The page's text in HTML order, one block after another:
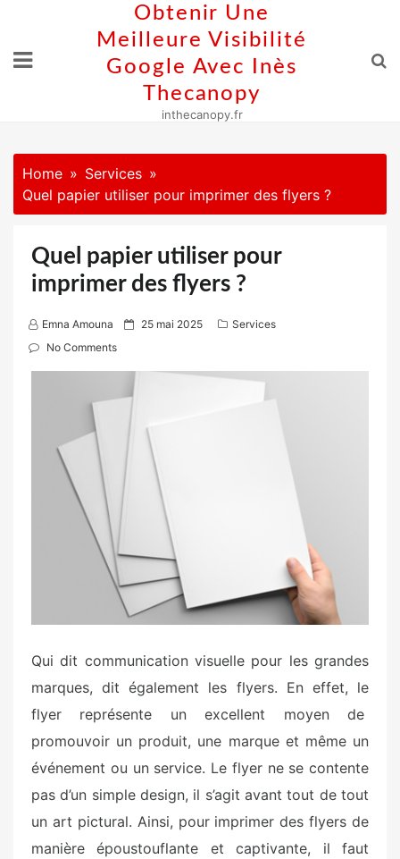
content
Obtenir Une
Meilleure Visibilité
Google Avec Inès
Thecanopy
inthecanopy.fr
Home
Services
Quel papier utiliser pour imprimer des flyers ?
Quel papier utiliser pour
imprimer des flyers ?
Emna Amouna
P
t
25 mai 2025
Services
No Comments
Qui dit communication visuelle pour les grandes
marques, dit également les flyers. En effet, le
flyer représente un excellent moyen de
promouvoir un produit, une marque et même un
événement ou un service. Le flyer ne se contente
pas d’un simple design, il s’agit avant tout de tout
un art pictural. Ainsi, pour imprimer des flyers de
manière époustouflante et captivante, il faut